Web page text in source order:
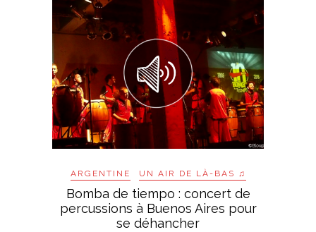
ARGENTINE UN AIR DE LÀ-BAS ♫
Bomba de tiempo : concert de
percussions à Buenos Aires pour
se déhancher